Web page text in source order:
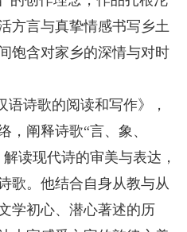
方言与真挚情感书写乡土
饱含对家乡的深情与对时
诗歌的阅读和写作》，
，阐释诗歌“言、象、
读现代诗的审美与表达，
歌。他结合自身从教与从
学初心、潜心著述的历